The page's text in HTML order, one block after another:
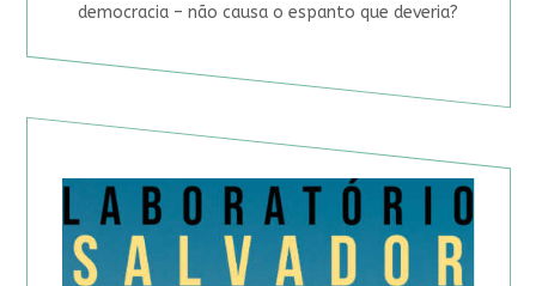
democracia – não causa o espanto que deveria?